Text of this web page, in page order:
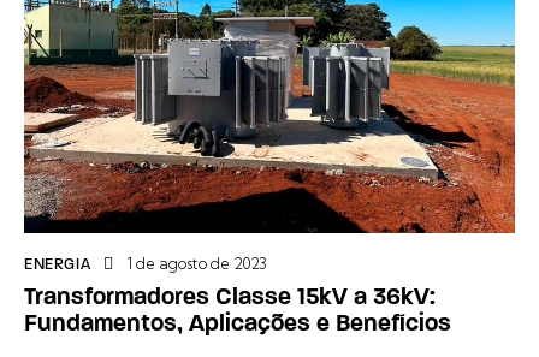
ENERGIA 1 de agosto de 2023
Transformadores Classe 15kV a 36kV:
Fundamentos, Aplicações e Benefícios